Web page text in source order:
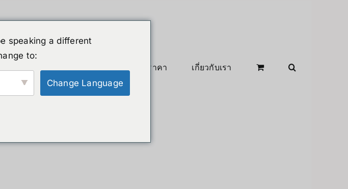
สินค้าลดราคา เกี่ยวกับเรา
speaking a different
to:
Change Language